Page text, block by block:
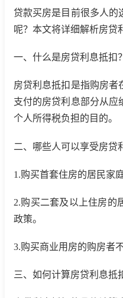
贷款买房是目前很多人的
呢？本文将详细解析房贷
一、什么是房贷利息抵扣？
房贷利息抵扣是指购房者
支付的房贷利息部分从应
个人所得税负担的目的。
二、哪些人可以享受房贷
1.购买首套住房的居民家庭
2.购买二套及以上住房的
政策。
3.购买商业用房的购房者
三、如何计算房贷利息抵